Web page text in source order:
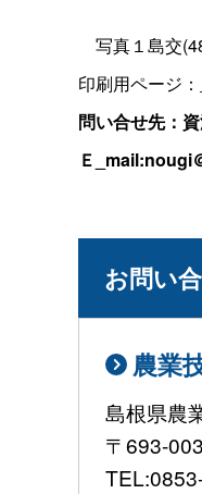
写真１島交
印刷用ページ：
問い合せ先：
Ｅ_mail:nougi
お問い
農業
島根県農
〒693-